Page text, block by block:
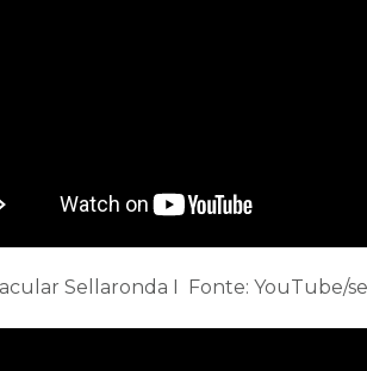
Sellaronda I Fonte: YouTube/